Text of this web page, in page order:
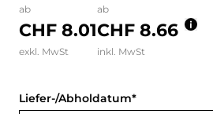
ab
CHF 8.01
exkl. MwSt
ab
CHF 8.66
inkl. MwSt
Liefer-/Abholdatum